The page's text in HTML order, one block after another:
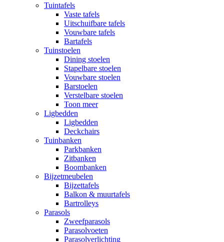
Tuintafels
Vaste tafels
Uitschuifbare tafels
Vouwbare tafels
Bartafels
Tuinstoelen
Dining stoelen
Stapelbare stoelen
Vouwbare stoelen
Barstoelen
Verstelbare stoelen
Toon meer
Ligbedden
Ligbedden
Deckchairs
Tuinbanken
Parkbanken
Zitbanken
Boombanken
Bijzetmeubelen
Bijzettafels
Balkon & muurtafels
Bartrolleys
Parasols
Zweefparasols
Parasolvoeten
Parasolverlichting